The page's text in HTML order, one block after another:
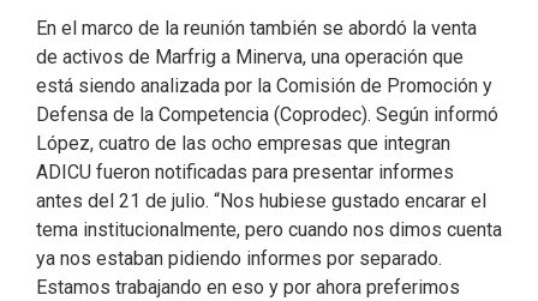
En el marco de la reunión también se abordó la venta
de activos de Marfrig a Minerva, una operación que
está siendo analizada por la Comisión de Promoción y
Defensa de la Competencia (Coprodec). Según informó
López, cuatro de las ocho empresas que integran
ADICU fueron notificadas para presentar informes
antes del 21 de julio. “Nos hubiese gustado encarar el
tema institucionalmente, pero cuando nos dimos cuenta
ya nos estaban pidiendo informes por separado.
Estamos trabajando en eso y por ahora preferimos